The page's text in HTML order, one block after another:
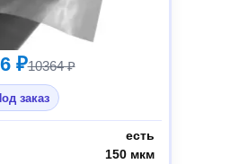
₽10364 ₽
заказ
есть
150 мкм